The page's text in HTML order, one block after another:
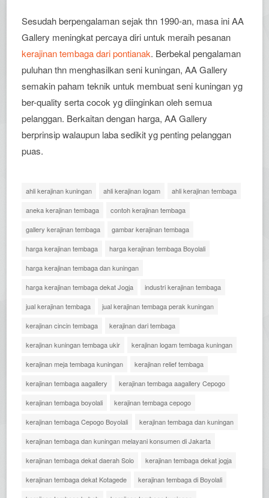
Sesudah berpengalaman sejak thn 1990-an, masa ini AA
Gallery meningkat percaya diri untuk meraih pesanan
kerajinan tembaga dari pontianak. Berbekal pengalaman
puluhan thn menghasilkan seni kuningan, AA Gallery
semakin paham teknik untuk membuat seni kuningan yg
ber-quality serta cocok yg diinginkan oleh semua
pelanggan. Berkaitan dengan harga, AA Gallery
berprinsip walaupun laba sedikit yg penting pelanggan
puas.
ahli kerajinan kuningan ahli kerajinan logam
ahli kerajinan tembaga
aneka kerajinan tembaga
contoh kerajinan tembaga
gallery kerajinan tembaga
gambar kerajinan tembaga
harga kerajinan tembaga
harga kerajinan tembaga Boyolali
harga kerajinan tembaga dan kuningan
harga kerajinan tembaga dekat Jogja
industri kerajinan tembaga
jual kerajinan tembaga
jual kerajinan tembaga perak kuningan
kerajinan cincin tembaga
kerajinan dari tembaga
kerajinan kuningan tembaga ukir
kerajinan logam tembaga kuningan
kerajinan meja tembaga kuningan
kerajinan relief tembaga
kerajinan tembaga aagallery
kerajinan tembaga aagallery Cepogo
kerajinan tembaga boyolali
kerajinan tembaga cepogo
kerajinan tembaga Cepogo Boyolali
kerajinan tembaga dan kuningan
kerajinan tembaga dan kuningan melayani konsumen di Jakarta
kerajinan tembaga dekat daerah Solo
kerajinan tembaga dekat jogja
kerajinan tembaga dekat Kotagede
kerajinan tembaga di Boyolali